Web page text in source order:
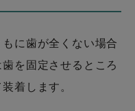
に歯が全くない場合
を固定させるところ
着します。